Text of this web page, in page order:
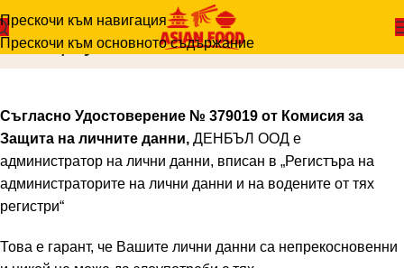
Прескочи към навигация
Прескочи към основното съдържание
Общи условия Начало
Съгласно Удостоверение № 379019 от Комисия за
Защита на личните данни, ДЕНБЪЛ ООД е
администратор на лични данни, вписан в „Регистъра на
администраторите на лични данни и на водените от тях
регистри“
Това е гарант, че Вашите лични данни са непрекосновенни